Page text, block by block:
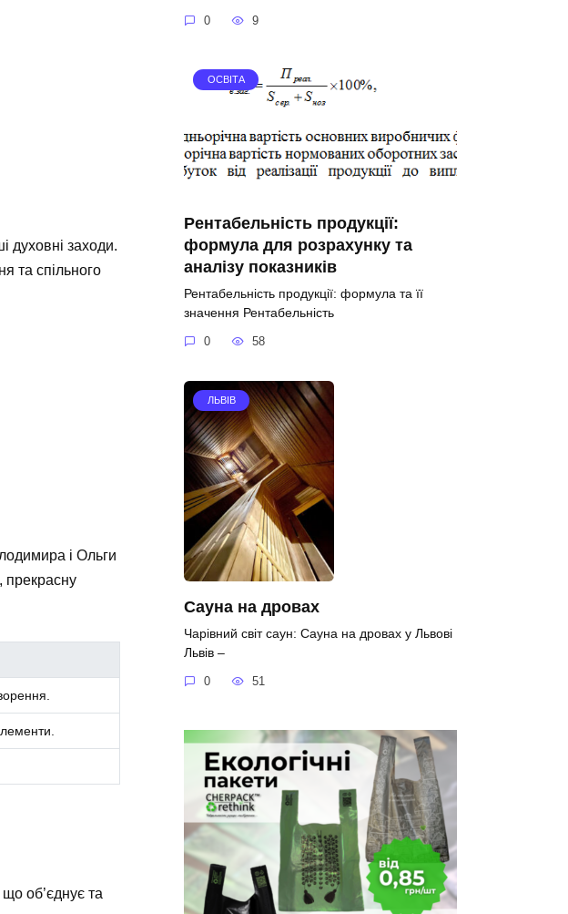
духовні заходи.
та спільного
і Ольги
прекрасну
об’єднує та
0 9
ОСВІТА
Рентабельність продукції:
формула для розрахунку та
аналізу показників
Рентабельність продукції: формула та її
значення Рентабельність
0 58
ЛЬВІВ
Сауна на дровах
Чарівний світ саун: Сауна на дровах у Львові
Львів –
0 51